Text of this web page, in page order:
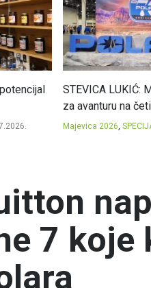
STEVICA LUKIĆ:
za avanturu na
Majevica 2026,
7 koje